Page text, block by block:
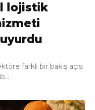
lojistik
farklı bir bakış açısı